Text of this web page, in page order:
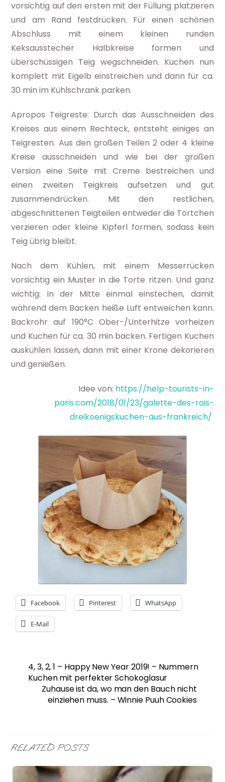
vorsichtig auf den ersten mit der Füllung platzieren
und am Rand festdrücken. Für einen schönen
Abschluss mit einem kleinen runden
Keksausstecher Halbkreise formen und
überschüssigen Teig wegschneiden. Kuchen nun
komplett mit Eigelb einstreichen und dann für ca.
30 min im Kühlschrank parken.
Apropos Teigreste: Durch das Ausschneiden des
Kreises aus einem Rechteck, entsteht einiges an
Teigresten. Aus den großen Teilen 2 oder 4 kleine
Kreise ausschneiden und wie bei der großen
Version eine Seite mit Creme bestreichen und
einen zweiten Teigkreis aufsetzen und gut
zusammendrücken. Mit den restlichen,
abgeschnittenen Teigteilen entweder die Törtchen
verzieren oder kleine Kipferl formen, sodass kein
Teig übrig bleibt.
Nach dem Kühlen, mit einem Messerrücken
vorsichtig ein Muster in die Torte ritzen. Und ganz
wichtig: in der Mitte einmal einstechen, damit
während dem Backen heiße Luft entweichen kann.
Backrohr auf 190°C Ober-/Unterhitze vorheizen
und Kuchen für ca. 30 min backen. Fertigen Kuchen
auskühlen lassen, dann mit einer Krone dekorieren
und genießen.
Idee von: https://help-tourists-in-
paris.com/2018/01/23/galette-des-rois-
dreikoenigskuchen-aus-frankreich/
Facebook Pinterest WhatsApp
E-Mail
4, 3, 2, 1 – Happy New Year 2019! – Nummern
Kuchen mit perfekter Schokoglasur
Zuhause ist da, wo man den Bauch nicht
einziehen muss. – Winnie Puuh Cookies
RELATED POSTS